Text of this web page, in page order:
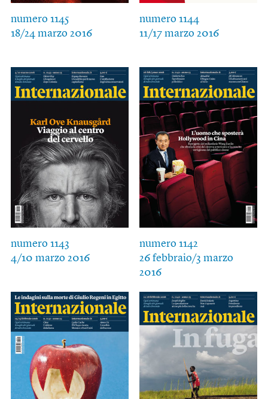
numero 1145
18/24 marzo 2016
numero 1144
11/17 marzo 2016
numero 1143
4/10 marzo 2016
numero 1142
26 febbraio/3 marzo
2016